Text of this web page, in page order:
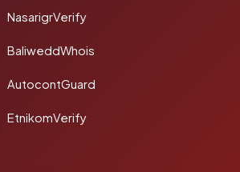
NasarigrVerify
BaliweddWhois
AutocontGuard
EtnikomVerify